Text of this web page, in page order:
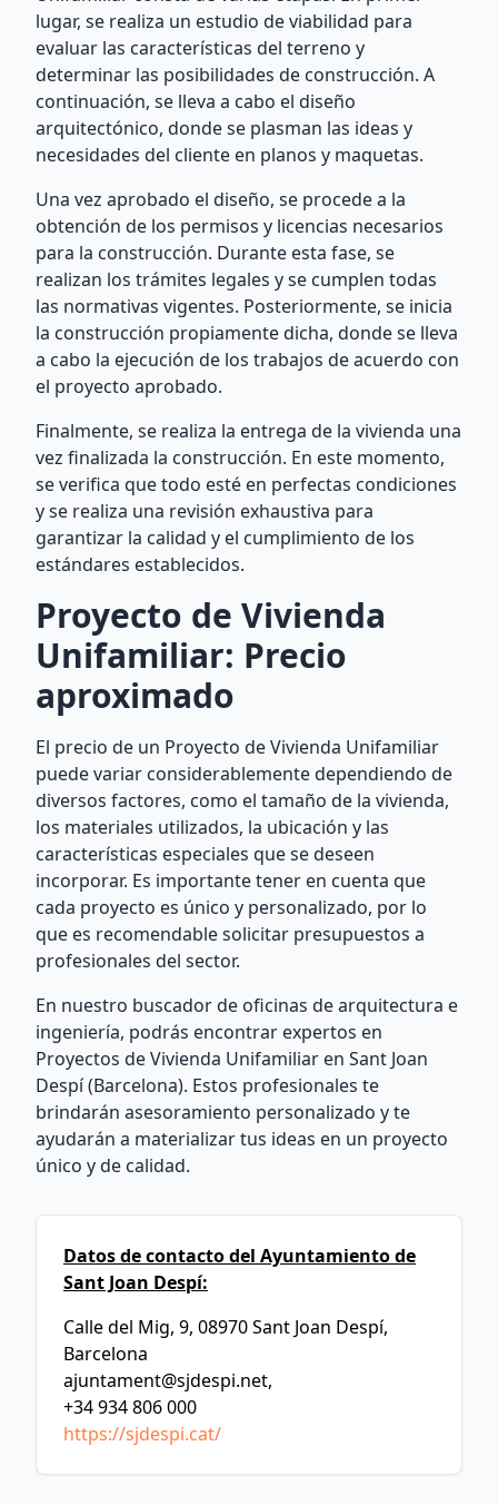
lugar, se realiza un estudio de viabilidad para
evaluar las características del terreno y
determinar las posibilidades de construcción. A
continuación, se lleva a cabo el diseño
arquitectónico, donde se plasman las ideas y
necesidades del cliente en planos y maquetas.
Una vez aprobado el diseño, se procede a la
obtención de los permisos y licencias necesarios
para la construcción. Durante esta fase, se
realizan los trámites legales y se cumplen todas
las normativas vigentes. Posteriormente, se inicia
la construcción propiamente dicha, donde se lleva
a cabo la ejecución de los trabajos de acuerdo con
el proyecto aprobado.
Finalmente, se realiza la entrega de la vivienda una
vez finalizada la construcción. En este momento,
se verifica que todo esté en perfectas condiciones
y se realiza una revisión exhaustiva para
garantizar la calidad y el cumplimiento de los
estándares establecidos.
Proyecto de Vivienda
Unifamiliar: Precio
aproximado
El precio de un Proyecto de Vivienda Unifamiliar
puede variar considerablemente dependiendo de
diversos factores, como el tamaño de la vivienda,
los materiales utilizados, la ubicación y las
características especiales que se deseen
incorporar. Es importante tener en cuenta que
cada proyecto es único y personalizado, por lo
que es recomendable solicitar presupuestos a
profesionales del sector.
En nuestro buscador de oficinas de arquitectura e
ingeniería, podrás encontrar expertos en
Proyectos de Vivienda Unifamiliar en Sant Joan
Despí (Barcelona). Estos profesionales te
brindarán asesoramiento personalizado y te
ayudarán a materializar tus ideas en un proyecto
único y de calidad.
Datos de contacto del Ayuntamiento de
Sant Joan Despí:
Calle del Mig, 9, 08970 Sant Joan Despí,
Barcelona
ajuntament@sjdespi.net,
+34 934 806 000
https://sjdespi.cat/